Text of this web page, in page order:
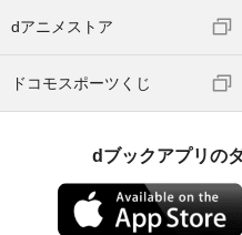
dアニメストア
ドコモスポーツくじ
dブックアプリの